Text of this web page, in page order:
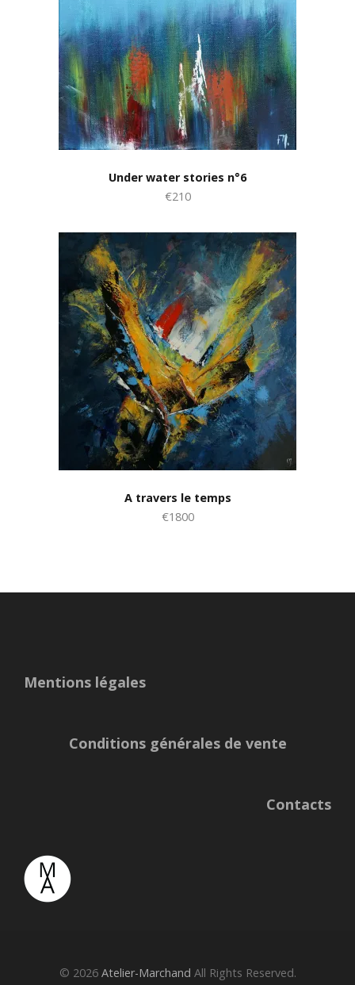
Under water stories n°6
€210
A travers le temps
€1800
Mentions légales
Conditions générales de vente
Contacts
© 2026 Atelier-Marchand All Rights Reserved.